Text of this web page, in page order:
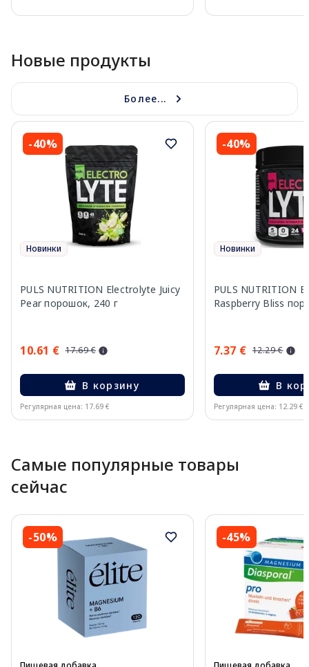
Новые продукты
Более...
-40%
Новинки
PULS NUTRITION Electrolyte Juicy
Pear порошок, 240 г
10.61 € 17.69 €
В корзину
Регулярная цена: 17.69 €
-40%
Новинки
PULS NUTRITION
Raspberry Bliss
7.37 € 12.29 €
В
Регулярная цена: 12.29 €
Самые популярные товары
сейчас
-50% -45%